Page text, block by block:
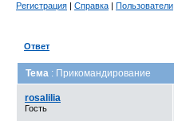
Регистрация | Справка | Пользователи
Ответ
Тема : Прикомандирование
rosalilia
Гость